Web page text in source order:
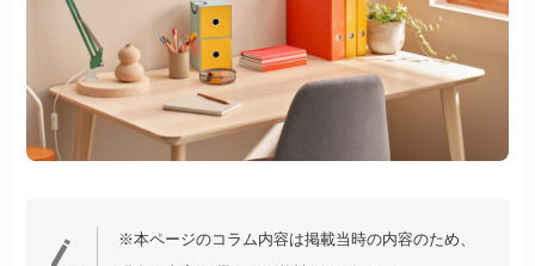
※本ページのコラム内容は掲載当時の内容のため、